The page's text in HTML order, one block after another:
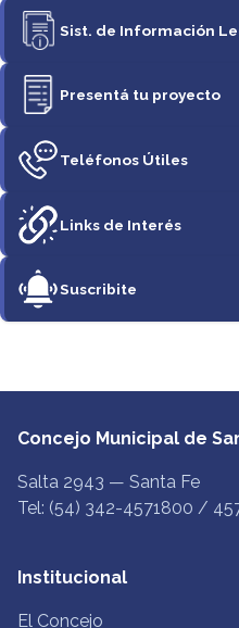
Sist. de Información
Presentá tu proyecto
Teléfonos Útiles
Links de Interés
Suscribite
Concejo Municipal de
Salta 2943 — Santa Fe
Tel: (54) 342-4571800 /
Institucional
El Concejo